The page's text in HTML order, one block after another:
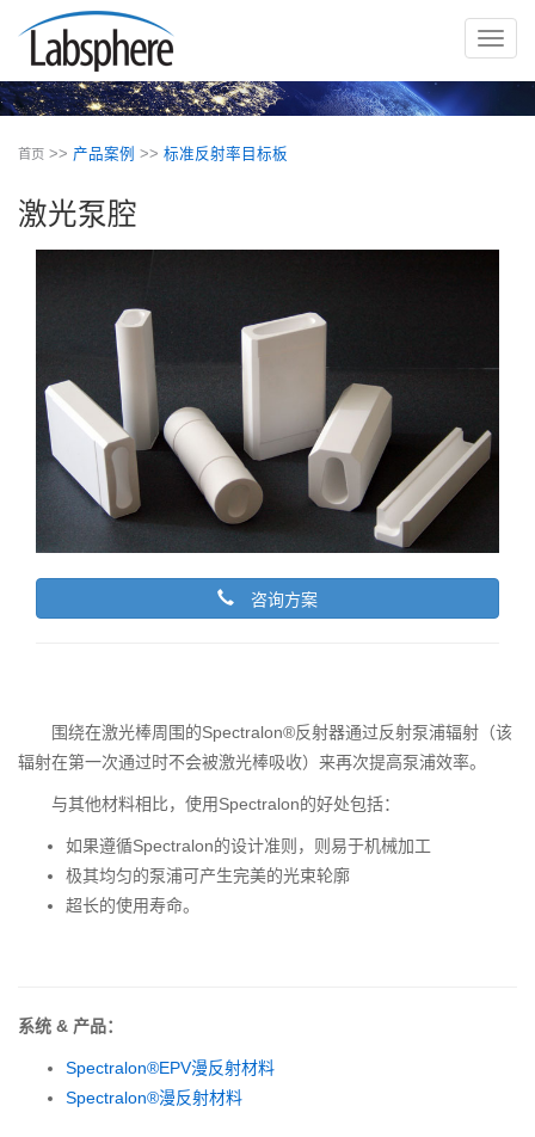
切
首页 >> 产品案例 >> 标准反射率目标板
激光泵腔
咨询方案
围绕在激光棒周围的Spectralon®反射器通过反射泵浦辐射（该
辐射在第一次通过时不会被激光棒吸收）来再次提高泵浦效率。
与其他材料相比，使用Spectralon的好处包括：
如果遵循Spectralon的设计准则，则易于机械加工
极其均匀的泵浦可产生完美的光束轮廓
超长的使用寿命。
系统 & 产品：
Spectralon®EPV漫反射材料
Spectralon®漫反射材料